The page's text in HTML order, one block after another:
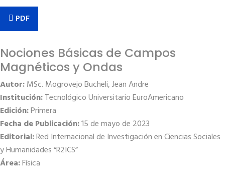
PDF
Nociones Básicas de Campos
Magnéticos y Ondas
Autor:MSc. Mogrovejo Bucheli, Jean Andre
Institución:Tecnológico Universitario EuroAmericano
Edición:Primera
Fecha de Publicación:15 de mayo de 2023
Editorial:Red Internacional de Investigación en Ciencias Sociales
y Humanidades “R2ICS”
Área:Física